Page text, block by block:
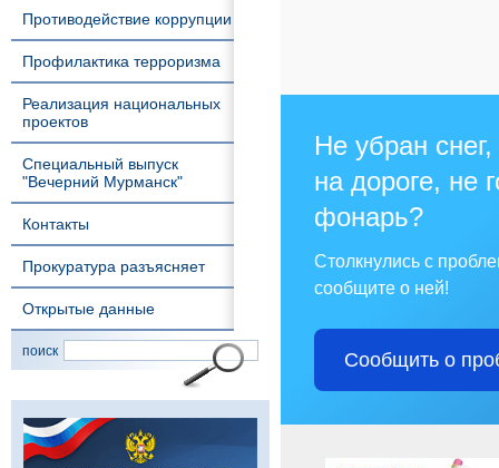
Противодействие коррупции
Профилактика терроризма
Реализация национальных
проектов
Специальный выпуск
"Вечерний Мурманск"
Контакты
Прокуратура разъясняет
Открытые данные
поиск
Не убран
на дороге, не
фонарь?
Столкнулись с
сообщите о ней!
Сообщить о